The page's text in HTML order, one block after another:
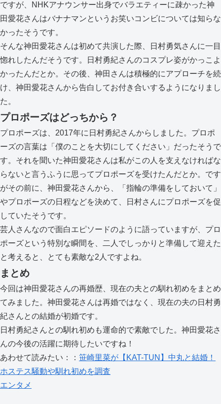
ですが、NHKアナウンサー出身でバラエティーに疎かった神
田愛花さんはバナナマンというお笑いコンビについては知らな
かったそうです。
そんな神田愛花さんは初めて共演した際、日村勇気さんに一目
惚れしたんだそうです。日村勇紀さんのコスプレ姿がかっこよ
かったんだとか。その後、神田さんは積極的にアプローチを続
け、神田愛花さんから告白してお付き合いするようになりまし
た。
プロポーズはどっちから？
プロポーズは、2017年に日村勇紀さんからしました。プロポ
ーズの言葉は「僕のことを大切にしてください」だったそうで
す。それを聞いた神田愛花さんは私がこの人を支えなければな
らないと言うふうに思ってプロポーズを受けたんだとか。です
がその前に、神田愛花さんから、「指輪の準備をしておいて」
やプロポーズの日程などを決めて、日村さんにプロポーズを促
していたそうです。
芸人さんなので面白エピソードのように語っていますが、プロ
ポーズという特別な瞬間を、二人でしっかりと準備して迎えた
と考えると、とても素敵な2人ですよね。
まとめ
今回は神田愛花さんの再婚歴、現在の夫との馴れ初めをまとめ
てみました。神田愛花さんは再婚ではなく、現在の夫の日村勇
紀さんとの結婚が初婚です。
日村勇紀さんとの馴れ初めも運命的で素敵でした。神田愛花さ
んの今後の活躍に期待したいですね！
あわせて読みたい：： 笹崎里菜が【KAT-TUN】中丸と結婚！
ホステス騒動や馴れ初めを調査
エンタメ